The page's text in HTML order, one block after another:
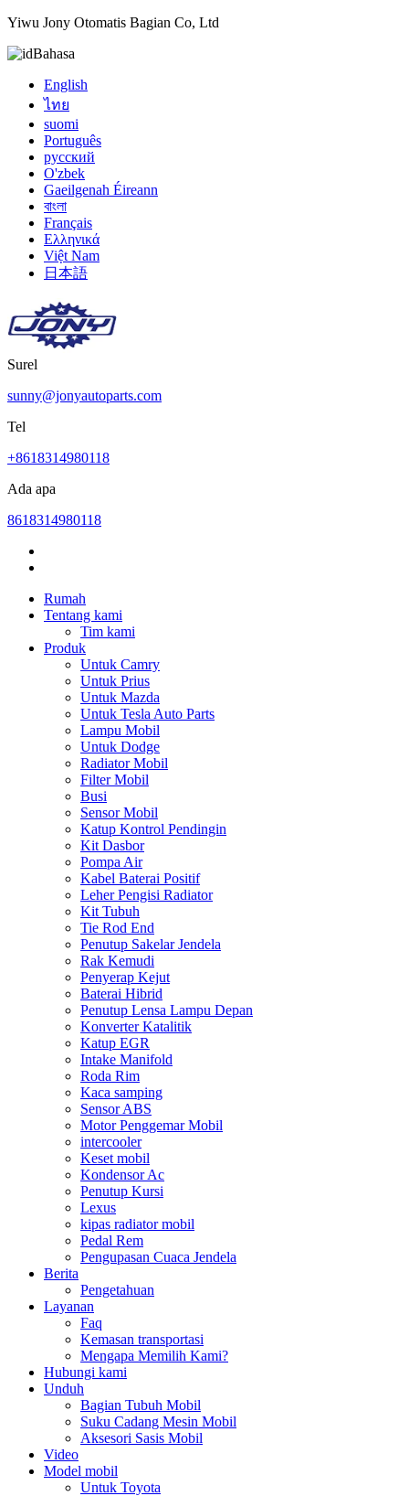
Yiwu Jony Otomatis Bagian Co, Ltd
Bahasa
English
ไทย
suomi
Português
русский
O'zbek
Gaeilgenah Éireann
বাংলা
Français
Ελληνικά
Việt Nam
日本語
Surel
sunny@jonyautoparts.com
Tel
+8618314980118
Ada apa
8618314980118
Rumah
Tentang kami
Tim kami
Produk
Untuk Camry
Untuk Prius
Untuk Mazda
Untuk Tesla Auto Parts
Lampu Mobil
Untuk Dodge
Radiator Mobil
Filter Mobil
Busi
Sensor Mobil
Katup Kontrol Pendingin
Kit Dasbor
Pompa Air
Kabel Baterai Positif
Leher Pengisi Radiator
Kit Tubuh
Tie Rod End
Penutup Sakelar Jendela
Rak Kemudi
Penyerap Kejut
Baterai Hibrid
Penutup Lensa Lampu Depan
Konverter Katalitik
Katup EGR
Intake Manifold
Roda Rim
Kaca samping
Sensor ABS
Motor Penggemar Mobil
intercooler
Keset mobil
Kondensor Ac
Penutup Kursi
Lexus
kipas radiator mobil
Pedal Rem
Pengupasan Cuaca Jendela
Berita
Pengetahuan
Layanan
Faq
Kemasan transportasi
Mengapa Memilih Kami?
Hubungi kami
Unduh
Bagian Tubuh Mobil
Suku Cadang Mesin Mobil
Aksesori Sasis Mobil
Video
Model mobil
Untuk Toyota